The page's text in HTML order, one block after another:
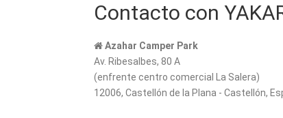
Contacto con
Azahar Camper Park
Av. Ribesalbes, 80 A
(enfrente centro comercial La Salera)
12006, Castellón de la Plana - Castellón,